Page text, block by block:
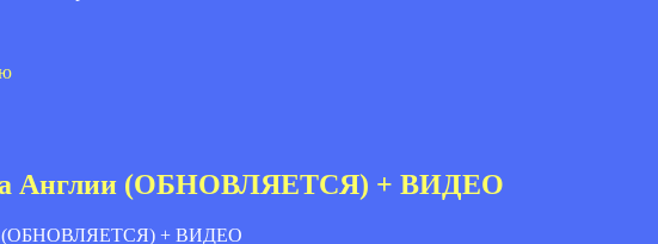
Англии (ОБНОВЛЯЕТСЯ) + ВИДЕО